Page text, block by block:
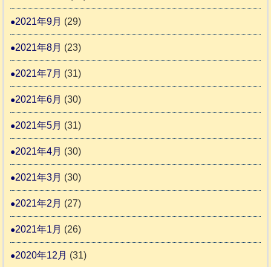
2021年9月 (29)
2021年8月 (23)
2021年7月 (31)
2021年6月 (30)
2021年5月 (31)
2021年4月 (30)
2021年3月 (30)
2021年2月 (27)
2021年1月 (26)
2020年12月 (31)